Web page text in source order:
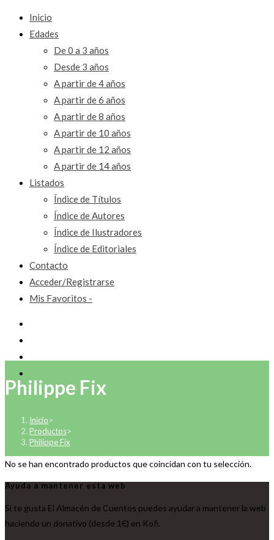
Inicio
Edades
De 0 a 3 años
Desde 3 años
A partir de 4 años
A partir de 6 años
A partir de 8 años
A partir de 10 años
A partir de 12 años
A partir de 14 años
Listados
Índice de Títulos
Índice de Autores
Índice de Ilustradores
Índice de Editoriales
Contacto
Acceder/Registrarse
Mis Favoritos -
Philippe Fix
Inicio>
Productos>
Philippe Fix
No se han encontrado productos que coincidan con tu selección.
Ayuda a mantener esta web
Si te gusta El Almacén de Cuentos puedes ayudar a mantener la web
haciendo un donativo (desde 1€) en Kofi.